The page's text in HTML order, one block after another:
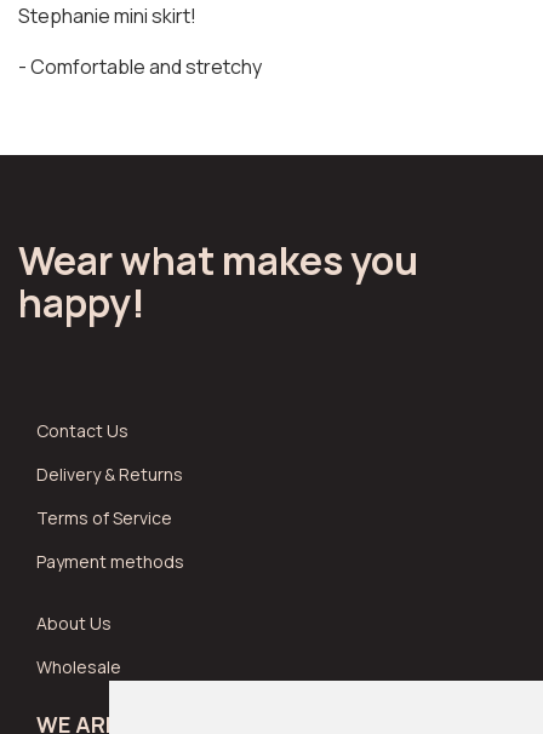
Stephanie mini skirt!
- Comfortable and stretchy
Wear what makes you
happy!
Contact Us
Delivery & Returns
Terms of Service
Payment methods
About Us
Wholesale
WE ARE SOCIAL